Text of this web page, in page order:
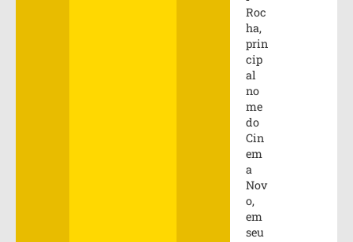
Roc
ha,
prin
cip
al
no
me
do
Cin
em
a
Nov
o,
em
seu